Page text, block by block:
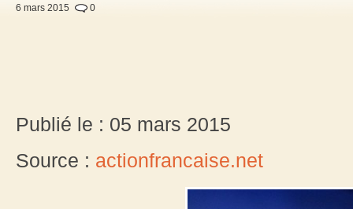
6 mars 2015 0
Publié le : 05 mars 2015
Source : actionfrancaise.net